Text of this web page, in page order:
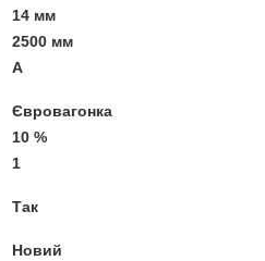
14 мм
2500 мм
А
Євровагонка
10 %
1
Так
Новий